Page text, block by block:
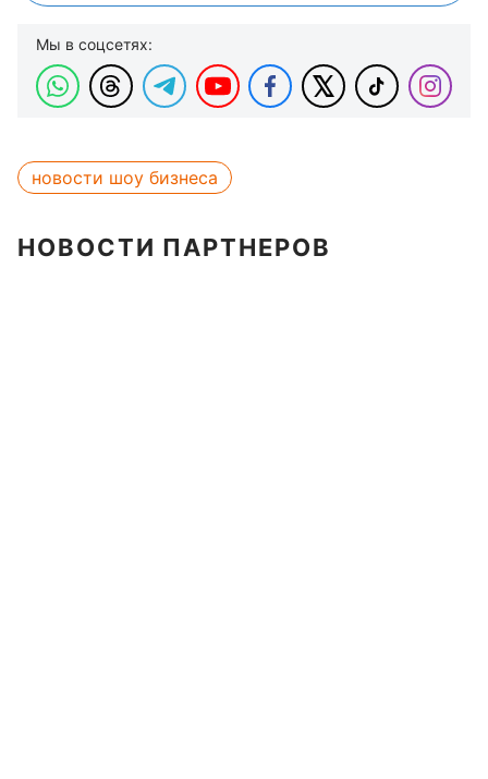
Мы в соцсетях:
новости шоу бизнеса
НОВОСТИ ПАРТНЕРОВ